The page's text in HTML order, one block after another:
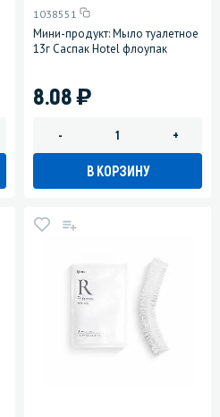
1038551
Мини-продукт: Мыло туалетное
13г Саспак Hotel флоупак
8.08)
- +
В КОРЗИНУ